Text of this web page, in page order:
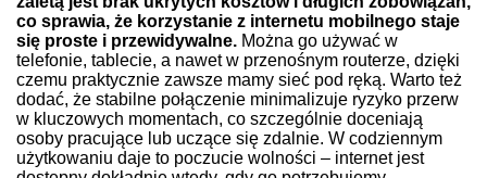
co sprawia, że korzystanie z internetu mobilnego staje
się proste i przewidywalne. Można go używać w
telefonie, tablecie, a nawet w przenośnym routerze, dzięki
czemu praktycznie zawsze mamy sieć pod ręką. Warto też
dodać, że stabilne połączenie minimalizuje ryzyko przerw
w kluczowych momentach, co szczególnie doceniają
osoby pracujące lub uczące się zdalnie. W codziennym
użytkowaniu daje to poczucie wolności – internet jest